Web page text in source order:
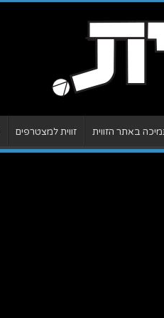
באתר הזווית זווית למצטרפים